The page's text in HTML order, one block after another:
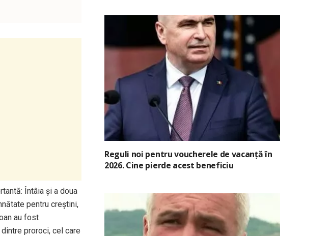
Întâia și a doua
pentru creștini,
au fost
proroci, cel care
Reguli noi pentru voucherele de vacanță în
2026. Cine pierde acest beneficiu